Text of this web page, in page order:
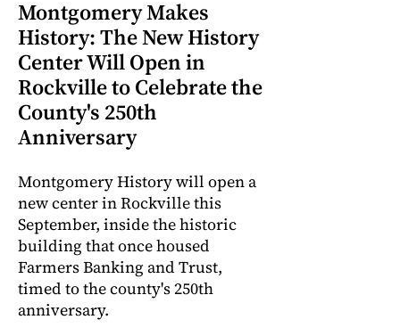
Montgomery Makes
History: The New History
Center Will Open in
Rockville to Celebrate the
County's 250th
Anniversary
Montgomery History will open a
new center in Rockville this
September, inside the historic
building that once housed
Farmers Banking and Trust,
timed to the county's 250th
anniversary.